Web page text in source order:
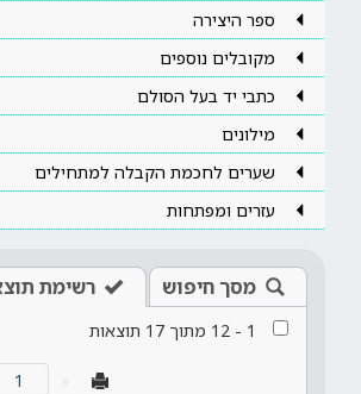
ספר היצירה
מקובלים נוספים
כתבי יד בעל הסולם
מילונים
שערים לחכמת הקבלה למתחילים
עזרים ומפתחות
מסך חיפוש רשימת
1
-
12 מתוך 17 תוצאות